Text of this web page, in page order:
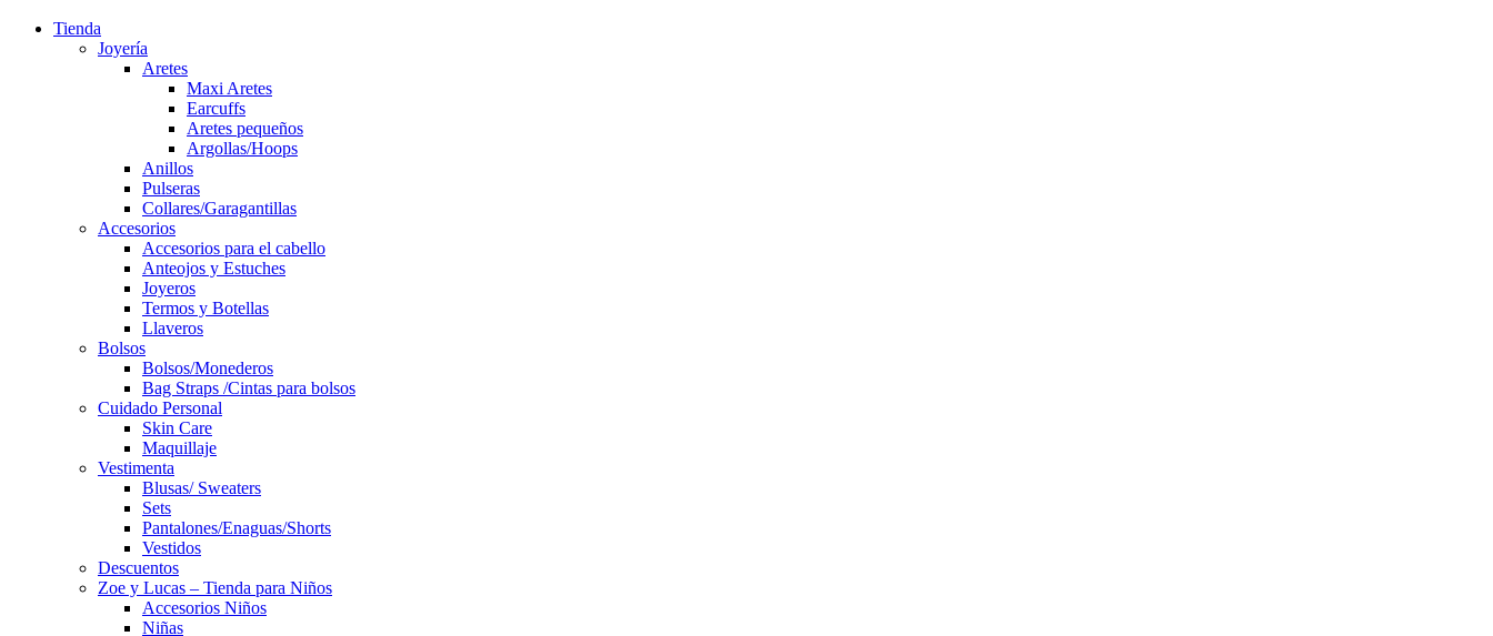
Tienda
Joyería
Aretes
Maxi Aretes
Earcuffs
Aretes pequeños
Argollas/Hoops
Anillos
Pulseras
Collares/Garagantillas
Accesorios
Accesorios para el cabello
Anteojos y Estuches
Joyeros
Termos y Botellas
Llaveros
Bolsos
Bolsos/Monederos
Bag Straps /Cintas para bolsos
Cuidado Personal
Skin Care
Maquillaje
Vestimenta
Blusas/ Sweaters
Sets
Pantalones/Enaguas/Shorts
Vestidos
Descuentos
Zoe y Lucas – Tienda para Niños
Accesorios Niños
Niñas